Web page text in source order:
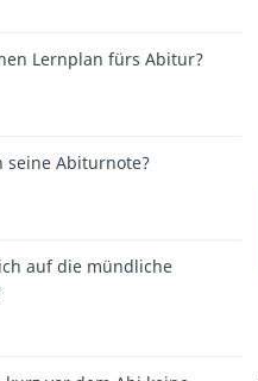
Lernplan fürs Abitur?
seine Abiturnote?
auf die mündliche